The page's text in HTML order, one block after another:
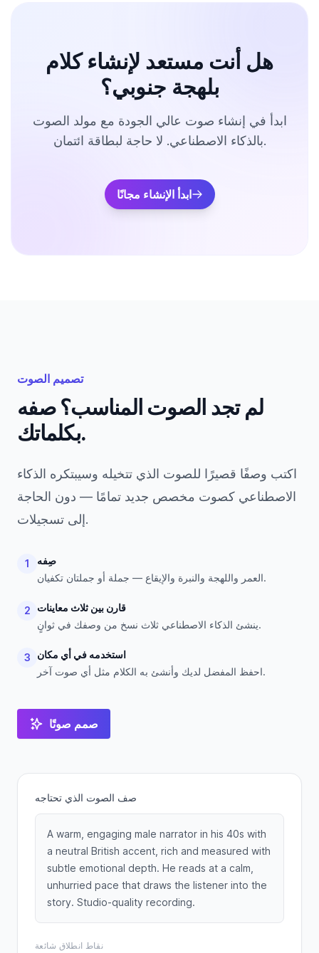
هل أنت مستعد لإنشاء كلام
بلهجة جنوبي؟
ابدأ في إنشاء صوت عالي الجودة مع مولد الصوت
بالذكاء الاصطناعي. لا حاجة لبطاقة ائتمان.
ابدأ الإنشاء مجانًا
تصميم الصوت
لم تجد الصوت المناسب؟ صفه
بكلماتك.
اكتب وصفًا قصيرًا للصوت الذي تتخيله وسيبتكره الذكاء
الاصطناعي كصوت مخصص جديد تمامًا — دون الحاجة
إلى تسجيلات.
1
صِفه
العمر واللهجة والنبرة والإيقاع — جملة أو جملتان تكفيان.
2
قارن بين ثلاث معاينات
ينشئ الذكاء الاصطناعي ثلاث نسخ من وصفك في ثوانٍ.
3
استخدمه في أي مكان
احفظ المفضل لديك وأنشئ به الكلام مثل أي صوت آخر.
صمم صوتًا
صف الصوت الذي تحتاجه
A warm, engaging male narrator in his 40s with
a neutral British accent, rich and measured with
subtle emotional depth. He reads at a calm,
unhurried pace that draws the listener into the
story. Studio-quality recording.
نقاط انطلاق شائعة